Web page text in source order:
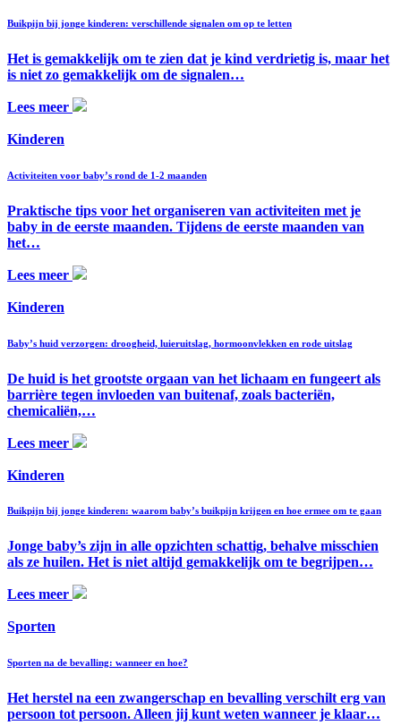
Buikpijn bij jonge kinderen: verschillende signalen om op te letten
Het is gemakkelijk om te zien dat je kind verdrietig is, maar het
is niet zo gemakkelijk om de signalen…
Lees meer
Kinderen
Activiteiten voor baby’s rond de 1-2 maanden
Praktische tips voor het organiseren van activiteiten met je
baby in de eerste maanden. Tijdens de eerste maanden van
het…
Lees meer
Kinderen
Baby’s huid verzorgen: droogheid, luieruitslag, hormoonvlekken en rode uitslag
De huid is het grootste orgaan van het lichaam en fungeert als
barrière tegen invloeden van buitenaf, zoals bacteriën,
chemicaliën,…
Lees meer
Kinderen
Buikpijn bij jonge kinderen: waarom baby’s buikpijn krijgen en hoe ermee om te gaan
Jonge baby’s zijn in alle opzichten schattig, behalve misschien
als ze huilen. Het is niet altijd gemakkelijk om te begrijpen…
Lees meer
Sporten
Sporten na de bevalling: wanneer en hoe?
Het herstel na een zwangerschap en bevalling verschilt erg van
persoon tot persoon. Alleen jij kunt weten wanneer je klaar…